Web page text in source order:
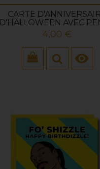
CARTE
D'HALLOWEEN AVEC
Prix
4,00 €
